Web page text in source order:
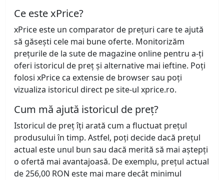
Ce este xPrice?
xPrice este un comparator de prețuri care te ajută
să găsești cele mai bune oferte. Monitorizăm
prețurile de la sute de magazine online pentru a-ți
oferi istoricul de preț și alternative mai ieftine. Poți
folosi xPrice ca extensie de browser sau poți
vizualiza istoricul direct pe site-ul xprice.ro.
Cum mă ajută istoricul de preț?
Istoricul de preț îți arată cum a fluctuat prețul
produsului în timp. Astfel, poți decide dacă prețul
actual este unul bun sau dacă merită să mai aștepți
o ofertă mai avantajoasă. De exemplu, prețul actual
de 256,00 RON este mai mare decât minimul